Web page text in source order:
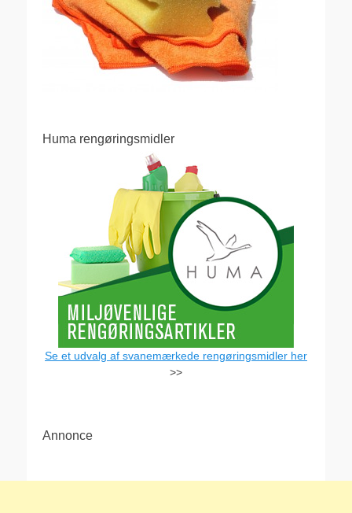
Huma rengøringsmidler
Se et udvalg af svanemærkede rengøringsmidler her
>>
Annonce